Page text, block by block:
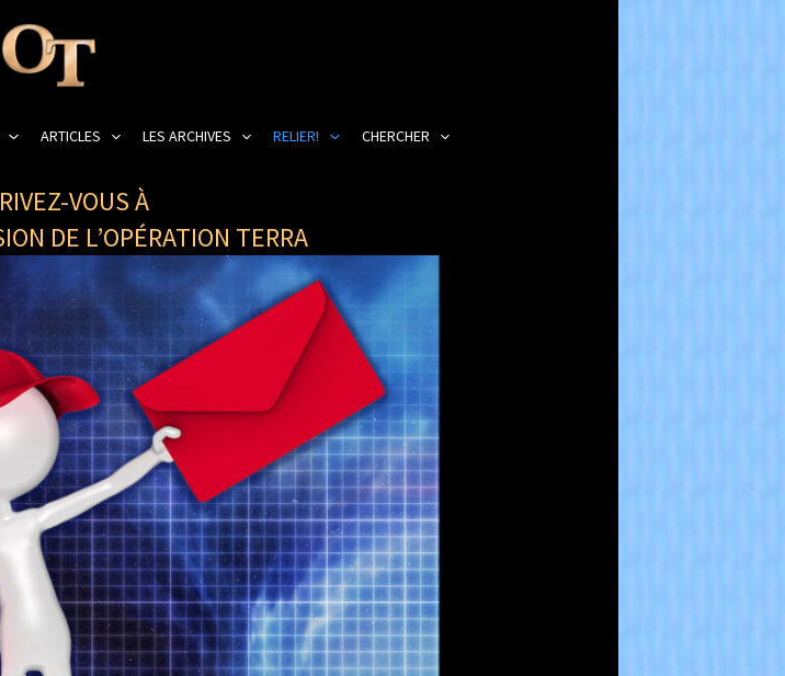
ARTICLES LES ARCHIVES RELIER! CHERCHER
VOUS À
DE L’OPÉRATION TERRA